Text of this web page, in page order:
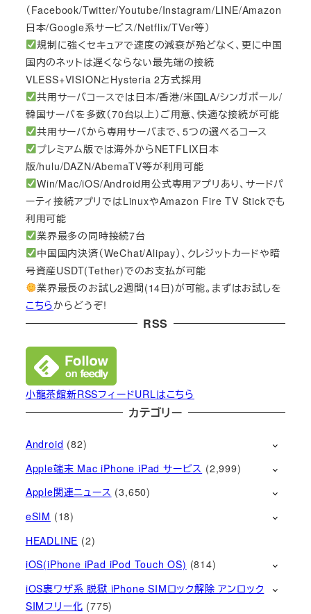
（Facebook/Twitter/Youtube/Instagram/LINE/Amazon
日本/Google系サービス/Netflix/TVer等）
規制に強くセキュアで速度の減衰が殆どなく、更に中国
国内のネットは遅くならない最先端の接続
VLESS+VISIONとHysteria 2方式採用
共用サーバコースでは日本/香港/米国LA/シンガポール/
韓国サーバを多数（70台以上）ご用意、快適な接続が可能
共用サーバから専用サーバまで、5つの選べるコース
プレミアム版では海外からNETFLIX日本
版/hulu/DAZN/AbemaTV等が利用可能
Win/Mac/iOS/Android用公式専用アプリあり、サードパ
ーティ接続アプリではLinuxやAmazon Fire TV Stickでも
利用可能
業界最多の同時接続7台
中国国内決済（WeChat/Alipay）、クレジットカードや暗
号資産USDT(Tether)でのお支払が可能
業界最長のお試し2週間(14日)が可能。まずはお試しを
こちらからどうぞ!
RSS
小龍茶館新RSSフィードURLはこちら
カテゴリー
Android (82)
Apple端末 Mac iPhone iPad サービス (2,999)
Apple関連ニュース (3,650)
eSIM (18)
HEADLINE (2)
iOS(iPhone iPad iPod Touch OS) (814)
iOS裏ワザ系 脱獄 iPhone SIMロック解除 アンロック
SIMフリー化 (775)